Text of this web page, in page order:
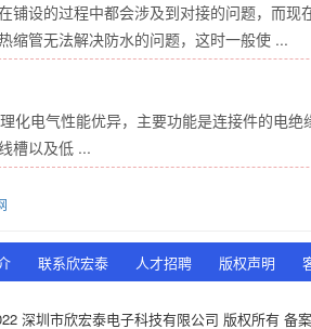
铺设的过程中都会涉及到对接的问题，而现
缩管无法解决防水的问题，这时一般使 ...
电气性能优异，主要功能是连接件的电绝
槽以及低 ...
联系欣宏泰 人才招聘 版权声明
深圳市欣宏泰电子科技有限公司 版权所有 备案